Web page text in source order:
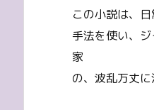
この小説は、
手法を使い、
家
の、波乱万丈